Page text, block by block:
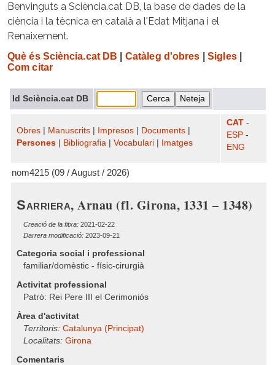
Benvinguts a Sciència.cat DB, la base de dades de la
ciència i la tècnica en català a l'Edat Mitjana i el
Renaixement.
Què és Sciència.cat DB Catàleg d'obres Sigles|
Com citar
Id Sciència.cat DB
Obres Manuscrits Impresos Documents
Persones
Bibliografia Vocabulari Imatges
CAT -
ESP -
ENG
nom4215 (09 / August / 2026)
Sarriera, Arnau (fl. Girona, 1331 – 1348)
Creació de la fitxa: 2021-02-22
Darrera modificació: 2023-09-21
Categoria social i professional
familiar/domèstic - físic-cirurgià
Activitat professional
Patró: Rei Pere III el Cerimoniós
Àrea d'activitat
Territoris: Catalunya (Principat)
Localitats: Girona
Comentaris